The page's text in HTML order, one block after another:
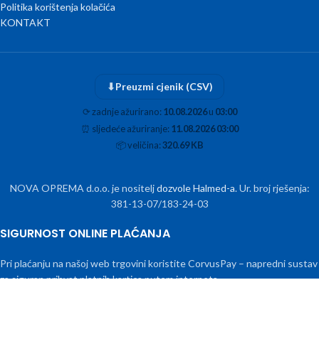
Politika korištenja kolačića
KONTAKT
⬇Preuzmi cjenik (CSV)
⟳zadnje ažurirano:10.08.2026u 03:00
⏰ sljedeće ažuriranje:11.08.2026 03:00
📦veličina:320.69 KB
NOVA OPREMA d.o.o. je nositeljdozvole Halmed-a. Ur. broj rješenja:
381-13-07/183-24-03
SIGURNOST ONLINE PLAĆANJA
Pri plaćanju na našoj web trgovini koristite CorvusPay – napredni sustav
za siguran prihvat platnih kartica putem interneta.